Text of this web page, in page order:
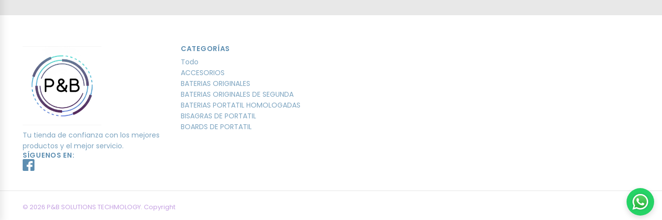
Tu tienda de confianza con los mejores
productos y el mejor servicio.
SÍGUENOS EN:
CATEGORÍAS
Todo
ACCESORIOS
BATERIAS ORIGINALES
BATERIAS ORIGINALES DE SEGUNDA
BATERIAS PORTATIL HOMOLOGADAS
BISAGRAS DE PORTATIL
BOARDS DE PORTATIL
© 2026 P&B SOLUTIONS TECHMOLOGY. Copyright